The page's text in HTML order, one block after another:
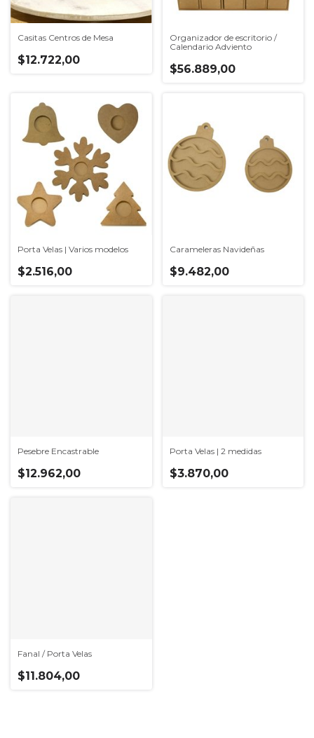
Casitas Centros de Mesa
$12.722,00
Organizador de escritorio /
Calendario Adviento
$56.889,00
Porta Velas | Varios modelos
$2.516,00
Carameleras Navideñas
$9.482,00
Pesebre Encastrable
$12.962,00
Porta Velas | 2 medidas
$3.870,00
Fanal / Porta Velas
$11.804,00